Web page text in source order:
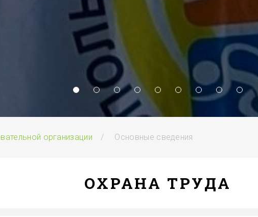
организации Основные сведения
ОХРАНА ТРУДА